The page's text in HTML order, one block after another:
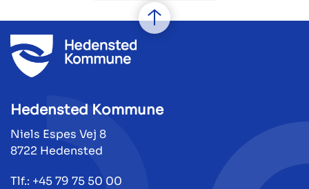
Hedensted Kommune
Niels Espes Vej 8
8722 Hedensted
Tlf.: +45 79 75 50 00